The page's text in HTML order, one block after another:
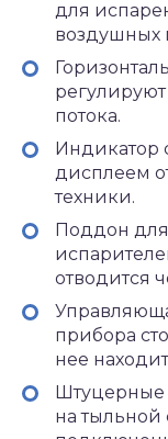
для
воздушных
потока.
Индикатор
дисплеем
техники.
Поддон для
отводится
прибора
нее
Штуцерные
на тыльной